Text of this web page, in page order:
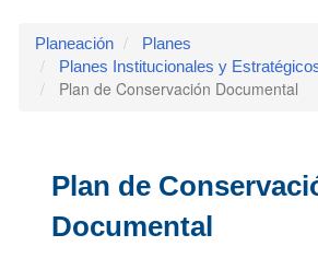
Planeación
Planes
Planes Institucionales y
Plan de Conservación Documental
Plan de
Documental